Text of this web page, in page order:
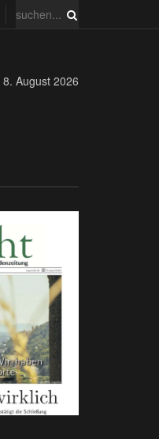
August 2026